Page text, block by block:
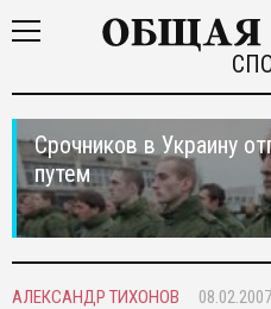
Срочников в Украину
путем
АЛЕКСАНДР ТИХОНОВ